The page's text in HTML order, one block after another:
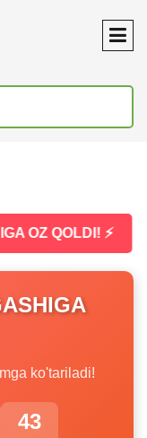
OZ QOLDI! ⚡
ko'tariladi!
42